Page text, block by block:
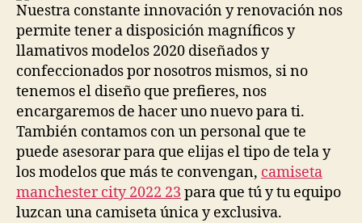
Nuestra constante innovación y renovación nos
permite tener a disposición magníficos y
llamativos modelos 2020 diseñados y
confeccionados por nosotros mismos, si no
tenemos el diseño que prefieres, nos
encargaremos de hacer uno nuevo para ti.
También contamos con un personal que te
puede asesorar para que elijas el tipo de tela y
los modelos que más te convengan, camiseta
manchester city 2022 23 para que tú y tu equipo
luzcan una camiseta única y exclusiva.